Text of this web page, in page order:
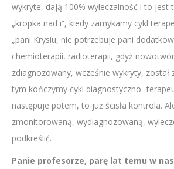
wykryte, dają 100% wyleczalność i to jest
„kropka nad i”, kiedy zamykamy cykl
„pani Krysiu, nie potrzebuje pani
chemioterapii, radioterapii, gdyż
zdiagnozowany, wcześnie wykryty, został
tym kończymy cykl diagnostyczno-
następuje potem, to już ścisła kontrola.
zmonitorowaną, wydiagnozowaną,
podkreślić.
Panie profesorze, parę lat temu w